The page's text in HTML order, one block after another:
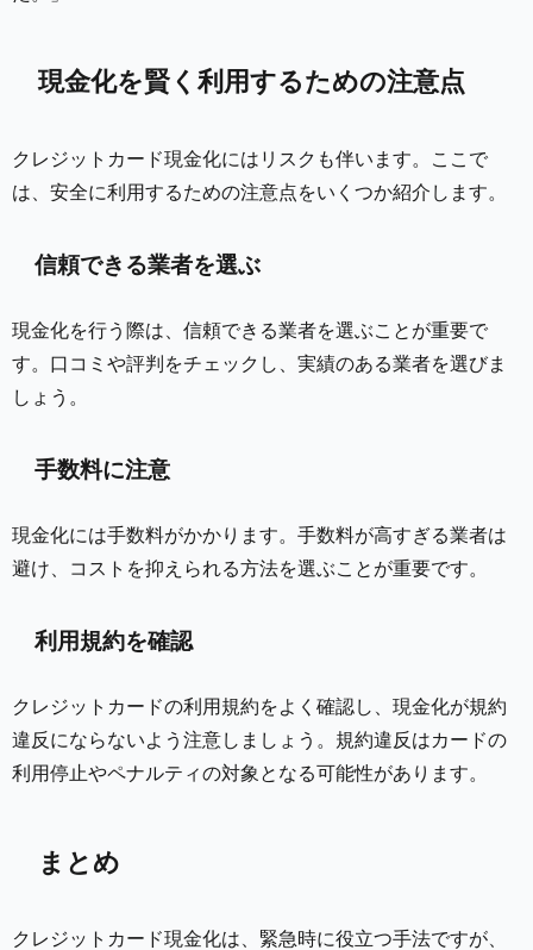
現金化を賢く利用するための注意点
クレジットカード現金化にはリスクも伴います。ここで
は、安全に利用するための注意点をいくつか紹介します。
信頼できる業者を選ぶ
現金化を行う際は、信頼できる業者を選ぶことが重要で
す。口コミや評判をチェックし、実績のある業者を選びま
しょう。
手数料に注意
現金化には手数料がかかります。手数料が高すぎる業者は
避け、コストを抑えられる方法を選ぶことが重要です。
利用規約を確認
クレジットカードの利用規約をよく確認し、現金化が規約
違反にならないよう注意しましょう。規約違反はカードの
利用停止やペナルティの対象となる可能性があります。
まとめ
クレジットカード現金化は、緊急時に役立つ手法ですが、